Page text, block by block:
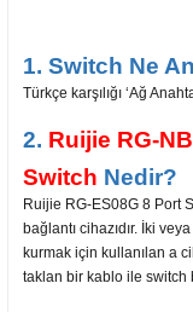
1. Switch Ne
Türkçe karşılığı ‘Ağ
2. Ruijie RG-
Switch Nedir?
Ruijie RG-ES08G 8 Port
bağlantı cihazıdır. İki
kurmak için kullanılan a
taklan bir kablo ile switch